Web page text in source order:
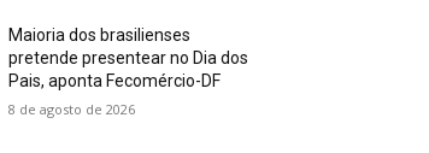
Maioria dos brasilienses
pretende presentear no Dia dos
Pais, aponta Fecomércio-DF
8 de agosto de 2026